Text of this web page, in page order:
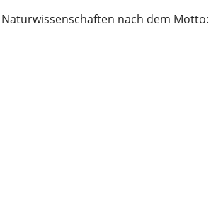
nach dem Motto: